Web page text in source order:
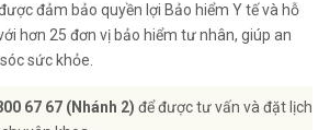
đảm bảo quyền lợi Bảo hiểm Y tế và hỗ
hơn 25 đơn vị bảo hiểm tư nhân, giúp an
sức khỏe.
67 67 (Nhánh 2) để được tư vấn và đặt lịch